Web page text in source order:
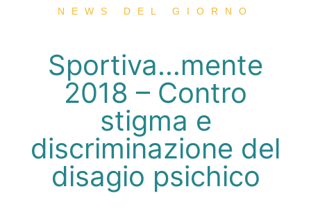
NEWS DEL GIORNO
Sportiva…mente
2018 – Contro
stigma e
discriminazione del
disagio psichico